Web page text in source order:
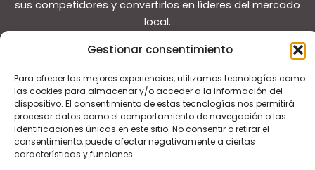
Gestionar consentimiento
Para ofrecer las mejores experiencias, utilizamos tecnologías como
las cookies para almacenar y/o acceder a la información del
dispositivo. El consentimiento de estas tecnologías nos permitirá
procesar datos como el comportamiento de navegación o las
identificaciones únicas en este sitio. No consentir o retirar el
consentimiento, puede afectar negativamente a ciertas
características y funciones.
sus competidores y convertirlos en líderes del mercado
local.
Copyright © 2026 Guías de viaje